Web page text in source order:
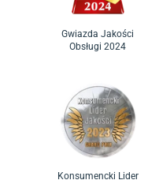
Gwiazda Jakości
Obsługi 2024
Konsumencki Lider